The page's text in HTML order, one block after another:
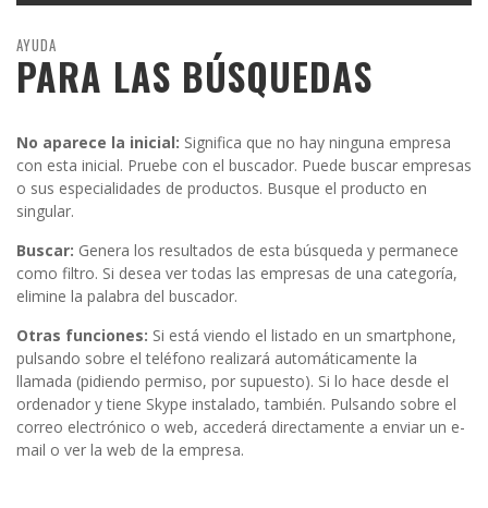
AYUDA
PARA LAS BÚSQUEDAS
No aparece la inicial: Significa que no hay ninguna empresa
con esta inicial. Pruebe con el buscador. Puede buscar empresas
o sus especialidades de productos. Busque el producto en
singular.
Buscar: Genera los resultados de esta búsqueda y permanece
como filtro. Si desea ver todas las empresas de una categoría,
elimine la palabra del buscador.
Otras funciones: Si está viendo el listado en un smartphone,
pulsando sobre el teléfono realizará automáticamente la
llamada (pidiendo permiso, por supuesto). Si lo hace desde el
ordenador y tiene Skype instalado, también. Pulsando sobre el
correo electrónico o web, accederá directamente a enviar un e-
mail o ver la web de la empresa.